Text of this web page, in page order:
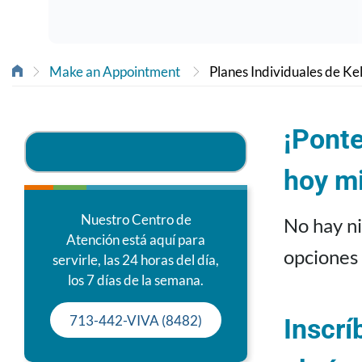
Make an Appointment Planes Individuales de
Nuestro Centro de
Atención está aquí para
servirle, las 24 horas del día,
los 7 días de la semana.
713-442-VIVA (8482)
hoy
No hay